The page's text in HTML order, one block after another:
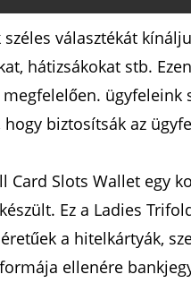
széles választékát
hátizsákokat stb.
ügyfeleink
biztosítsák az
Card Slots Wallet egy
Ez a Ladies
a hitelkártyák,
ellenére